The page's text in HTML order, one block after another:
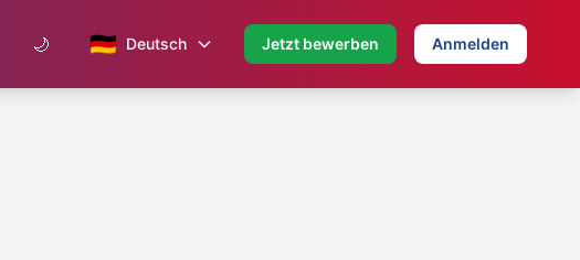
🌙 🇩🇪 Deutsch Jetzt bewerben Anmelden